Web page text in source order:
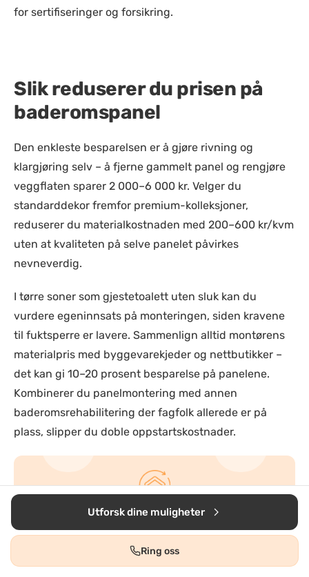
for sertifiseringer og forsikring.
Slik reduserer du prisen på
baderomspanel
Den enkleste besparelsen er å gjøre rivning og
klargjøring selv – å fjerne gammelt panel og rengjøre
veggflaten sparer 2 000–6 000 kr. Velger du
standarddekor fremfor premium-kolleksjoner,
reduserer du materialkostnaden med 200–600 kr/kvm
uten at kvaliteten på selve panelet påvirkes
nevneverdig.
I tørre soner som gjestetoalett uten sluk kan du
vurdere egeninnsats på monteringen, siden kravene
til fuktsperre er lavere. Sammenlign alltid montørens
materialpris med byggevarekjeder og nettbutikker –
det kan gi 10–20 prosent besparelse på panelene.
Kombinerer du panelmontering med annen
baderomsrehabilitering der fagfolk allerede er på
plass, slipper du doble oppstartskostnader.
Baderomspanel? Få flere
tilbud
Det er gratis og helt uforpliktende!
Utforsk dine muligheter
Ring oss